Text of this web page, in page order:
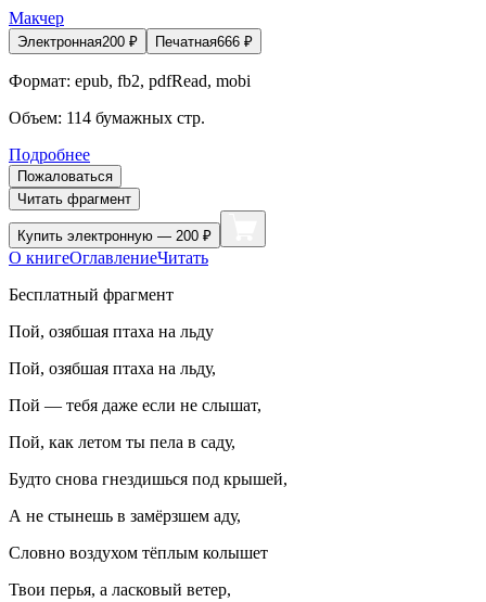
Макчер
Электронная200 ₽ Печатная666 ₽
Формат: epub, fb2, pdfRead, mobi
Объем: 114 бумажных стр.
Подробнее
Пожаловаться
Читать фрагмент
Купить электронную — 200 ₽
О книгеОглавлениеЧитать
Бесплатный фрагмент
Пой, озябшая птаха на льду
Пой, озябшая птаха на льду,
Пой — тебя даже если не слышат,
Пой, как летом ты пела в саду,
Будто снова гнездишься под крышей,
А не стынешь в замёрзшем аду,
Словно воздухом тёплым колышет
Твои перья, а ласковый ветер,